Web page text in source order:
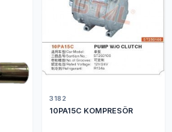
3182
10PA15C KOMPRESÖR